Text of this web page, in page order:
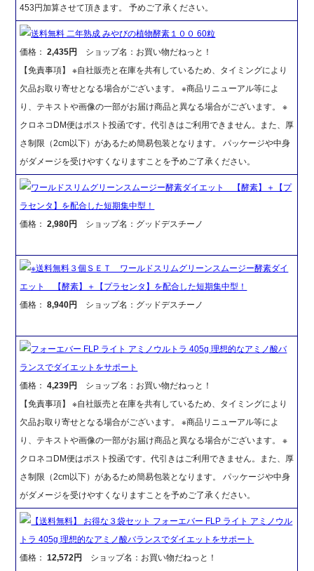
453円加算させて頂きます。 予めご了承ください。
送料無料 二年熟成 みやびの植物酵素１００ 60粒
価格：2,435円
ショップ名：お買い物だねっと！
【免責事項】 ※自社販売と在庫を共有しているため、タイミングにより
欠品お取り寄せとなる場合がございます。 ※商品リニューアル等によ
り、テキストや画像の一部がお届け商品と異なる場合がございます。 ※
クロネコDM便はポスト投函です。代引きはご利用できません。また、厚
さ制限（2cm以下）があるため簡易包装となります。 パッケージや中身
がダメージを受けやすくなりますことを予めご了承ください。
ワールドスリムグリーンスムージー酵素ダイエット 【酵素】＋【プ
ラセンタ】を配合した短期集中型！
価格：2,980円 ショップ名：グッドデスチーノ
※送料無料３個ＳＥＴ ワールドスリムグリーンスムージー酵素ダイ
エット 【酵素】＋【プラセンタ】を配合した短期集中型！
価格：8,940円 ショップ名：グッドデスチーノ
フォーエバー FLP ライト アミノウルトラ 405g 理想的なアミノ酸バ
ランスでダイエットをサポート
価格：4,239円
ショップ名：お買い物だねっと！
【免責事項】 ※自社販売と在庫を共有しているため、タイミングにより
欠品お取り寄せとなる場合がございます。 ※商品リニューアル等によ
り、テキストや画像の一部がお届け商品と異なる場合がございます。 ※
クロネコDM便はポスト投函です。代引きはご利用できません。また、厚
さ制限（2cm以下）があるため簡易包装となります。 パッケージや中身
がダメージを受けやすくなりますことを予めご了承ください。
【送料無料】 お得な３袋セット フォーエバー FLP ライト アミノウル
トラ 405g 理想的なアミノ酸バランスでダイエットをサポート
価格：12,572円
ショップ名：お買い物だねっと！